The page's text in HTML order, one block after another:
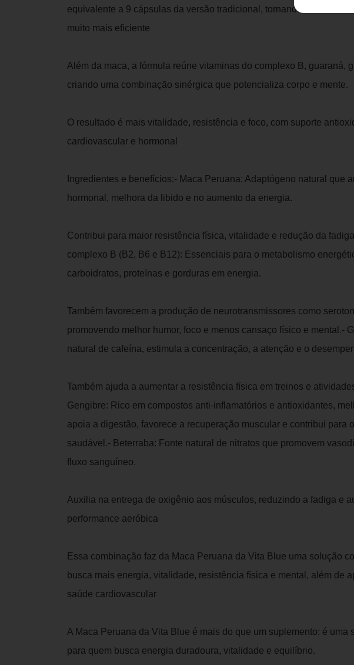
equivalente a 9 cápsulas da versão tradicional, tornando-se uma
muito mais eficiente
Além da maca, a fórmula reúne vitaminas do complexo B, guaraná,
criando uma combinação sinérgica que potencializa corpo e mente.
O resultado é mais vitalidade, resistência e foco, com suporte
cardiovascular e hormonal
Ingredientes e benefícios:- Maca Peruana: Adaptógeno natural que
hormonal, melhora da libido e no aumento da energia.
Contribui para maior resistência física, vitalidade e redução da
complexo B (B2, B6 e B12): Essenciais para o metabolismo
carboidratos, proteínas e gorduras em energia.
Também favorecem a produção de neurotransmissores como
promovendo melhor humor, foco e menos cansaço físico e mental.-
natural de cafeína, estimula a concentração, a atenção e o
Também ajuda a aumentar a resistência física em treinos e
Gengibre: Rico em compostos anti-inflamatórios e antioxidantes,
apoia a digestão, favorece a recuperação muscular e contribui para
saudável.- Beterraba: Fonte natural de nitratos que promovem
fluxo sanguíneo.
Auxilia na entrega de oxigênio aos músculos, reduzindo a fadiga e
performance aeróbica
Essa combinação faz da Maca Peruana da Vita Blue uma solução
busca mais energia, vitalidade, resistência física e mental, além de
saúde cardiovascular
A Maca Peruana da Vita Blue é mais do que um suplemento: é uma
para quem busca energia duradoura, vitalidade e equilíbrio.